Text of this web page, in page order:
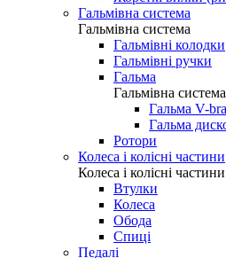
Гальмівна система
Гальмівна система
Гальмівні колодки
Гальмівні ручки
Гальма
Гальмівна система
Гальма V-
Гальма
Ротори
Колеса і колісні частини
Колеса і колісні частини
Втулки
Колеса
Обода
Спиці
Педалі